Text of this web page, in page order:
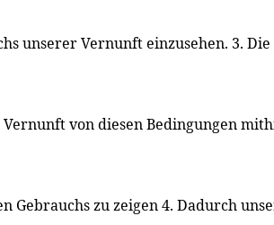
unserer Vernunft einzusehen. 3.
von diesen Bedingungen
Gebrauchs zu zeigen 4. Dadurch